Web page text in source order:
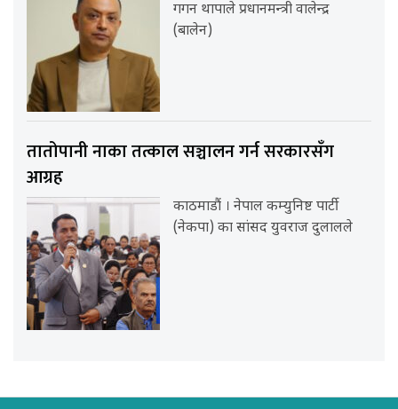
गगन थापाले प्रधानमन्त्री वालेन्द्र
(बालेन)
तातोपानी नाका तत्काल सञ्चालन गर्न सरकारसँग
आग्रह
काठमाडौं । नेपाल कम्युनिष्ट पार्टी
(नेकपा) का सांसद युवराज दुलालले